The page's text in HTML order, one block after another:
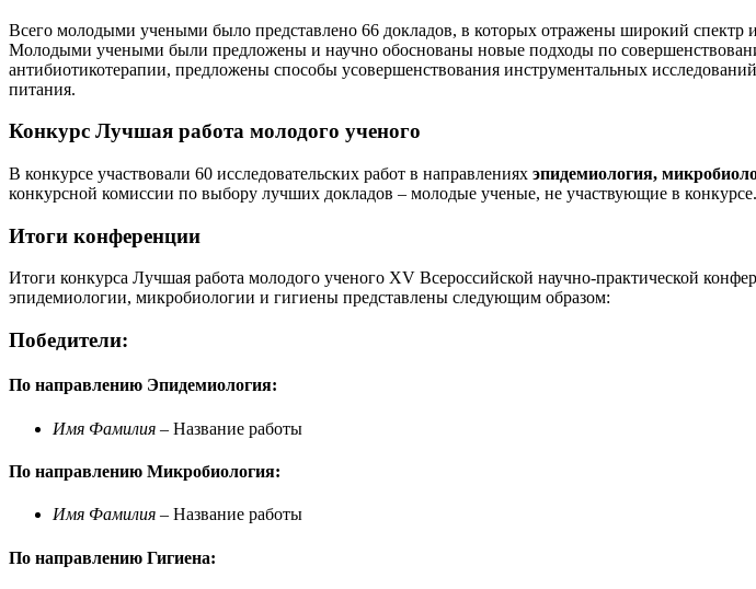
Всего молодыми учеными было представлено 66 докладов, в которых отражены широкий
Молодыми учеными были предложены и научно обоснованы новые подходы по
антибиотикотерапии, предложены способы усовершенствования инструментальных
питания.
Конкурс Лучшая работа молодого ученого
В конкурсе участвовали 60 исследовательских работ в направлениях эпидемиология,
конкурсной комиссии по выбору лучших докладов – молодые ученые, не участвующие в конкурсе.
Итоги конференции
Итоги конкурса Лучшая работа молодого ученого ХV Всероссийской научно-практической
эпидемиологии, микробиологии и гигиены представлены следующим образом:
Победители:
По направлению Эпидемиология:
Имя Фамилия – Название работы
По направлению Микробиология:
Имя Фамилия – Название работы
По направлению Гигиена: